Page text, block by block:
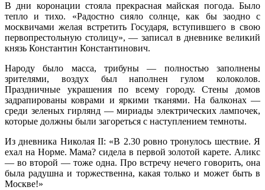
В дни коронации стояла прекрасная майская погода. Было
тепло и тихо. «Радостно сияло солнце, как бы заодно с
москвичами желая встретить Государя, вступившего в свою
первопрестольную столицу», — записал в дневнике великий
князь Константин Константинович.
Народу было масса, трибуны — полностью заполнены
зрителями, воздух был наполнен гулом колоколов.
Праздничные украшения по всему городу. Стены домов
задрапированы коврами и яркими тканями. На балконах —
среди зеленых гирлянд — мириады электрических лампочек,
которые должны были загореться с наступлением темноты.
Из дневника Николая II: «В 2.30 ровно тронулось шествие. Я
ехал на Норме. Мама? сидела в первой золотой карете. Аликс
— во второй — тоже одна. Про встречу нечего говорить, она
была радушна и торжественна, какая только и может быть в
Москве!»